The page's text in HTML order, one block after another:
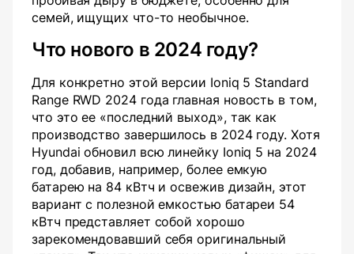
семей, ищущих что-то необычное.
Что нового в 2024 году?
Для конкретно этой версии Ioniq 5 Standard
Range RWD 2024 года главная новость в том,
что это ее «последний выход», так как
производство завершилось в 2024 году. Хотя
Hyundai обновил всю линейку Ioniq 5 на 2024
год, добавив, например, более емкую
батарею на 84 кВтч и освежив дизайн, этот
вариант с полезной емкостью батареи 54
кВтч представляет собой хорошо
зарекомендовавший себя оригинальный